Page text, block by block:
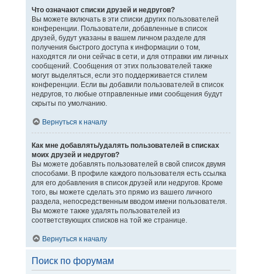
Что означают списки друзей и недругов?
Вы можете включать в эти списки других пользователей
конференции. Пользователи, добавленные в список
друзей, будут указаны в вашем личном разделе для
получения быстрого доступа к информации о том,
находятся ли они сейчас в сети, и для отправки им личных
сообщений. Сообщения от этих пользователей также
могут выделяться, если это поддерживается стилем
конференции. Если вы добавили пользователей в список
недругов, то любые отправленные ими сообщения будут
скрыты по умолчанию.
Вернуться к началу
Как мне добавлять/удалять пользователей в списках
моих друзей и недругов?
Вы можете добавлять пользователей в свой список двумя
способами. В профиле каждого пользователя есть ссылка
для его добавления в список друзей или недругов. Кроме
того, вы можете сделать это прямо из вашего личного
раздела, непосредственным вводом имени пользователя.
Вы можете также удалять пользователей из
соответствующих списков на той же странице.
Вернуться к началу
Поиск по форумам